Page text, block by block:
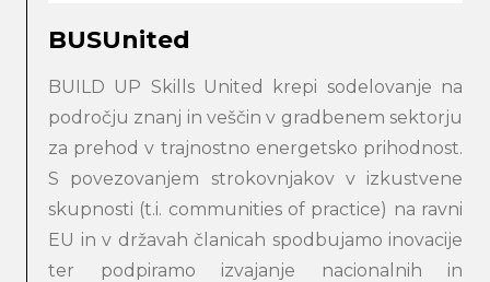
BUSUnited
BUILD UP Skills United krepi sodelovanje na
področju znanj in veščin v gradbenem sektorju
za prehod v trajnostno energetsko prihodnost.
S povezovanjem strokovnjakov v izkustvene
skupnosti (t.i. communities of practice) na ravni
EU in v državah članicah spodbujamo inovacije
ter podpiramo izvajanje nacionalnih in